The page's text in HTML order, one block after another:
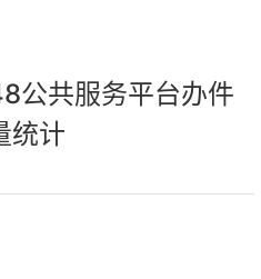
公共服务平台办件
统计